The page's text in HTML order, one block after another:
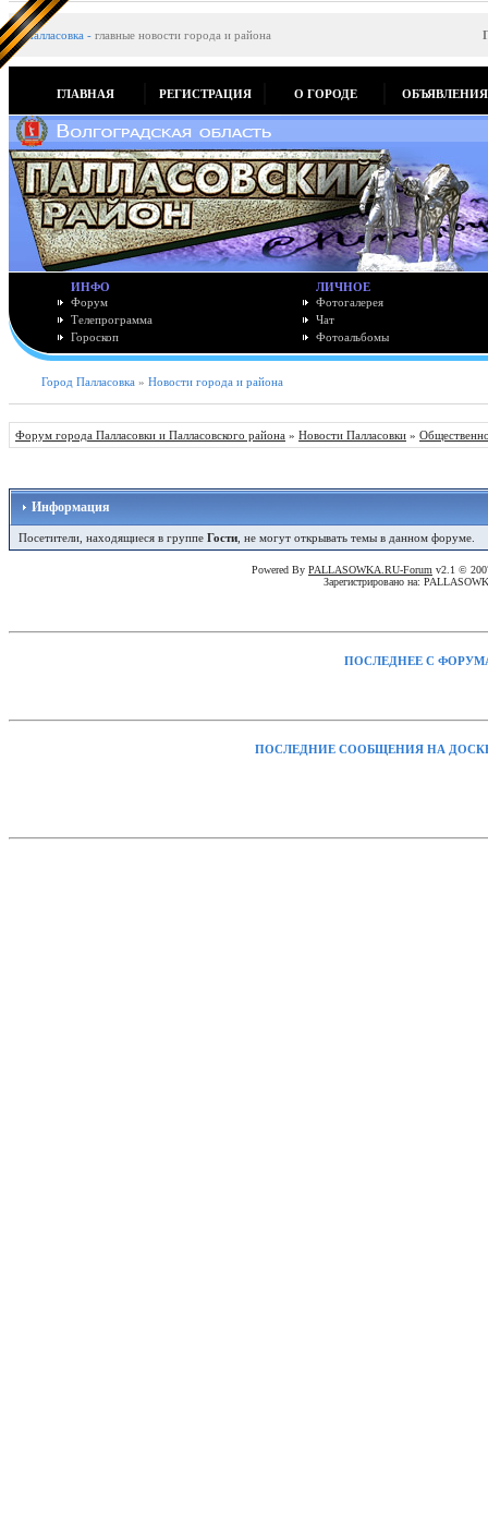
Палласовка - главные новости города и района
ГЛАВНАЯ РЕГИСТРАЦИЯ О ГОРОДЕ ОБЪЯВЛЕНИЯ
ИНФО
Форум
Телепрограмма
Гороскоп
ЛИЧНОЕ
Фотогалерея
Чат
Фотоальбомы
Город Палласовка » Новости города и района
Форум города Палласовки и Палласовского района » Новости Палласовки »
Информация
Посетители, находящиеся в группе Гости , не могут открывать темы в данном форуме.
Powered By PALLASOWKA.RU-Forum v2.1 ©
Зарегистрировано на:
ПОСЛЕДНЕЕ С
ПОСЛЕДНИЕ СООБЩЕНИЯ НА